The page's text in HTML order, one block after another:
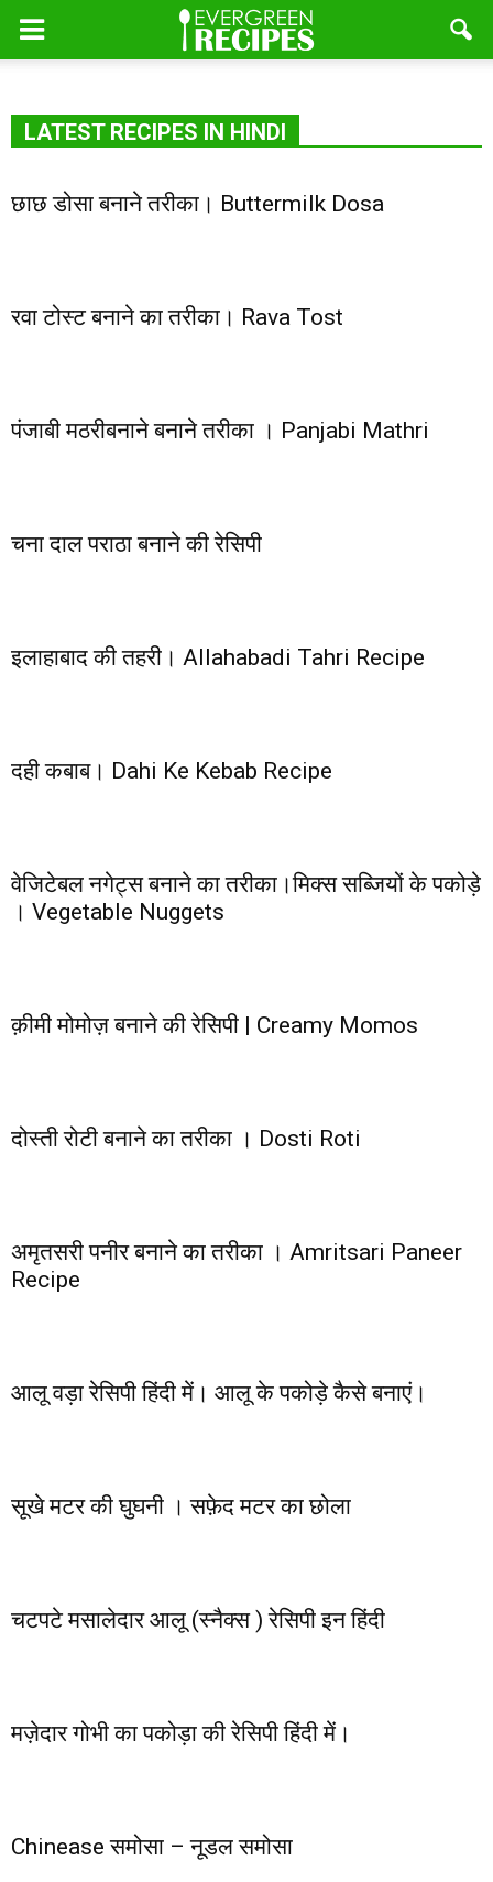
LATEST RECIPES IN HINDI
छाछ डोसा बनाने तरीका। Buttermilk Dosa
रवा टोस्ट बनाने का तरीका। Rava Tost
पंजाबी मठरीबनाने बनाने तरीका । Panjabi Mathri
चना दाल पराठा बनाने की रेसिपी
इलाहाबाद की तहरी। Allahabadi Tahri Recipe
दही कबाब। Dahi Ke Kebab Recipe
वेजिटेबल नगेट्स बनाने का तरीका।मिक्स सब्जियों के पकोड़े
। Vegetable Nuggets
क़ीमी मोमोज़ बनाने की रेसिपी | Creamy Momos
दोस्ती रोटी बनाने का तरीका । Dosti Roti
अमृतसरी पनीर बनाने का तरीका । Amritsari Paneer
Recipe
आलू वड़ा रेसिपी हिंदी में। आलू के पकोड़े कैसे बनाएं।
सूखे मटर की घुघनी । सफ़ेद मटर का छोला
चटपटे मसालेदार आलू (स्नैक्स ) रेसिपी इन हिंदी
मज़ेदार गोभी का पकोड़ा की रेसिपी हिंदी में।
Chinease समोसा – नूडल समोसा